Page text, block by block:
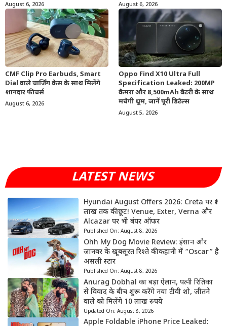
August 6, 2026 August 6, 2026
CMF Clip Pro Earbuds, Smart
Dial वाले चार्जिंग केस के साथ मिलेंगे
शानदार फीचर्स
August 6, 2026
Oppo Find X10 Ultra Full
Specification Leaked: 200MP
कैमरा और 8,500mAh बैटरी के साथ
मचेगी धूम, जानें पूरी डिटेल्स
August 5, 2026
LATEST NEWS
Hyundai August Offers 2026: Creta पर ₹1
लाख तक की छूट! Venue, Exter, Verna और
Alcazar पर भी बंपर ऑफर
Published On: August 8, 2026
Ohh My Dog Movie Review: इंसान और
जानवर के खूबसूरत रिश्ते की कहानी में “Oscar” है
असली स्टार
Published On: August 8, 2026
Anurag Dobhal का बड़ा ऐलान, पत्नी रितिका
से विवाद के बीच शुरू करेंगे नया टीवी शो, जीतने
वाले को मिलेंगे 10 लाख रुपये
Updated On: August 8, 2026
Apple Foldable iPhone Price Leaked: